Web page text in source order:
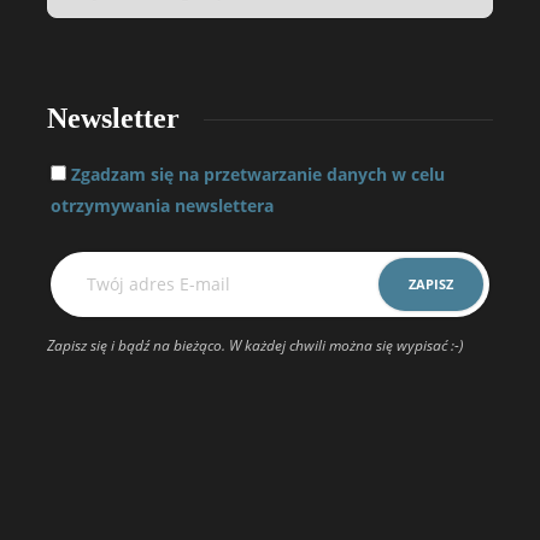
Newsletter
Zgadzam się na przetwarzanie danych w celu
otrzymywania newslettera
Zapisz się i bądź na bieżąco. W każdej chwili można się wypisać :-)